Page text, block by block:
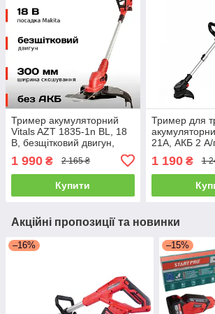
Тример акумуляторний
Vitals AZT 1835-1n BL, 18
В, безщітковий двигун,
штанга-телескоп (без АКБ
і ЗП)
1 990 ₴ 2 165 ₴
Купити
Тример для
21A, АКБ 2 А/
1 190₴ 1
Акційні пропозиції та новинки
–16% –15%